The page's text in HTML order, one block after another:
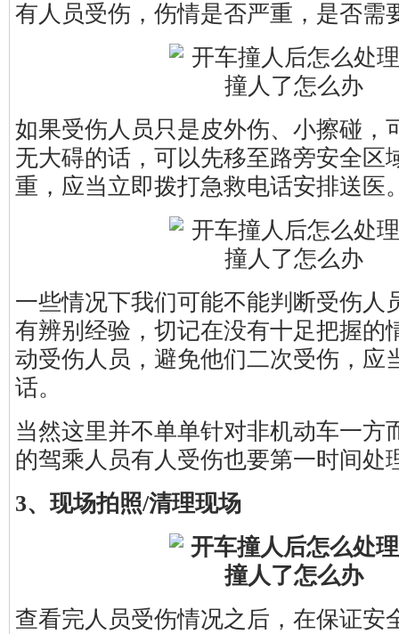
有人员受伤，伤情是否严重，是否需
如果受伤人员只是皮外伤、小擦碰，
无大碍的话，可以先移至路旁安全区
重，应当立即拨打急救电话安排送医
一些情况下我们可能不能判断受伤人
有辨别经验，切记在没有十足把握的
动受伤人员，避免他们二次受伤，应
话。
当然这里并不单单针对非机动车一方
的驾乘人员有人受伤也要第一时间处
3、现场拍照/清理现场
查看完人员受伤情况之后，在保证安